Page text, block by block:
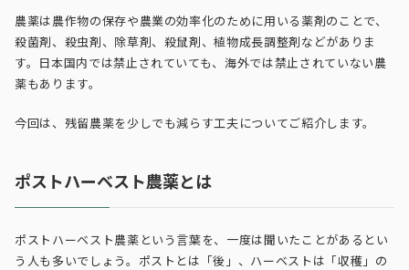
農薬は農作物の保存や農業の効率化のために用いる薬剤のことで、
殺菌剤、殺虫剤、除草剤、殺鼠剤、植物成長調整剤などがありま
す。日本国内では禁止されていても、海外では禁止されていない農
薬もあります。
今回は、残留農薬を少しでも減らす工夫についてご紹介します。
ポストハーベスト農薬とは
ポストハーベスト農薬という言葉を、一度は聞いたことがあるとい
う人も多いでしょう。ポストとは「後」、ハーベストは「収穫」の